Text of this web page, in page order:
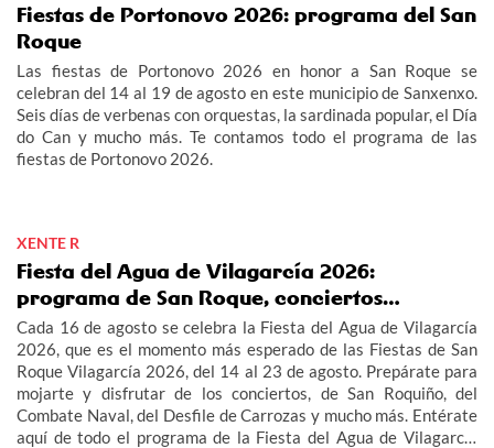
Fiestas de Portonovo 2026: programa del San
Roque
Las fiestas de Portonovo 2026 en honor a San Roque se
celebran del 14 al 19 de agosto en este municipio de Sanxenxo.
Seis días de verbenas con orquestas, la sardinada popular, el Día
do Can y mucho más. Te contamos todo el programa de las
fiestas de Portonovo 2026.
XENTE R
Fiesta del Agua de Vilagarcía 2026:
programa de San Roque, conciertos…
Cada 16 de agosto se celebra la Fiesta del Agua de Vilagarcía
2026, que es el momento más esperado de las Fiestas de San
Roque Vilagarcía 2026, del 14 al 23 de agosto. Prepárate para
mojarte y disfrutar de los conciertos, de San Roquiño, del
Combate Naval, del Desfile de Carrozas y mucho más. Entérate
aquí de todo el programa de la Fiesta del Agua de Vilagarcía